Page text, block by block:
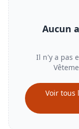
Aucun
Il n'y a pas
Voir tous